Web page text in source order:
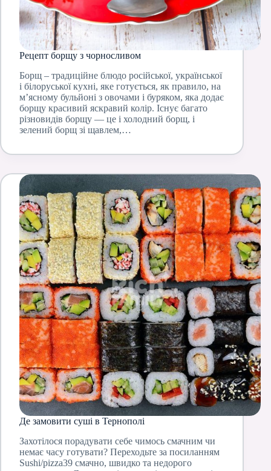
Рецепт борщу з чорносливом
Борщ – традиційне блюдо російської, української
і білоруської кухні, яке готується, як правило, на
м’ясному бульйоні з овочами і буряком, яка додає
борщу красивий яскравий колір. Існує багато
різновидів борщу — це і холодний борщ, і
зелений борщ зі щавлем,…
Де замовити суші в Тернополі
Захотілося порадувати себе чимось смачним чи
немає часу готувати? Переходьте за посиланням
Sushi/pizza39 смачно, швидко та недорого